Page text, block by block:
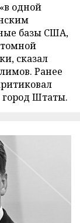
одной
базы США,
сказал
Ранее
Штаты.